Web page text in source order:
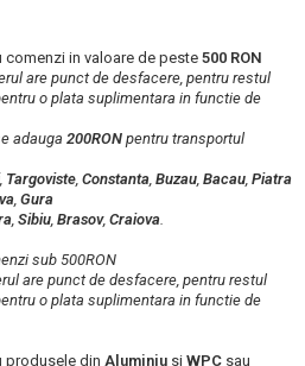
comenzi in valoare de peste 500 RON
are punct de desfacere, pentru restul
o plata suplimentara in functie de
adauga 200RON pentru transportul
, Targoviste, Constanta, Buzau, Bacau, Piatra
, Gura
, Sibiu, Brasov, Craiova.
sub 500RON
are punct de desfacere, pentru restul
o plata suplimentara in functie de
produsele din Aluminiu si WPC sau